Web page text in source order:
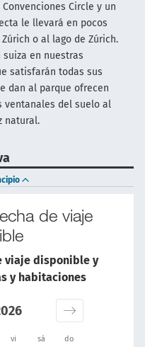
Circle y un
le llevará en pocos
o al lago de Zúrich.
en nuestras
satisfarán todas sus
dan al parque ofrecen
ventanales del suelo al
natural.
de viaje
viaje disponible y
y habitaciones
vi sá do